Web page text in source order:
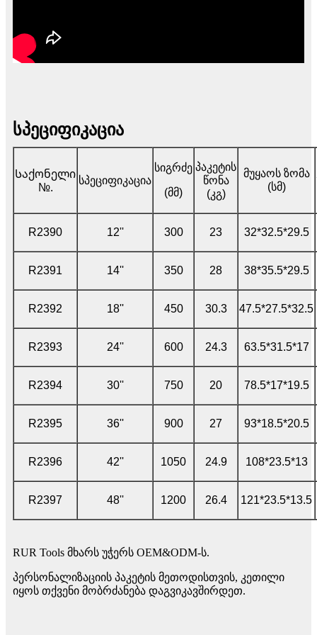
სპეციფიკაცია
Საქონელი
№.
სპეციფიკაცია
სიგრძე
(მმ)
პაკეტის
წონა
(კგ)
მუყაოს ზომა
(სმ)
R2390 12'' 300 23 32*32.5*29.5
R2391 14'' 350 28 38*35.5*29.5
R2392 18'' 450 30.3 47.5*27.5*32.5
R2393 24'' 600 24.3 63.5*31.5*17
R2394 30'' 750 20 78.5*17*19.5
R2395 36'' 900 27 93*18.5*20.5
R2396 42'' 1050 24.9 108*23.5*13
R2397 48'' 1200 26.4 121*23.5*13.5
RUR Tools მხარს უჭერს OEM&ODM-ს.
პერსონალიზაციის პაკეტის მეთოდისთვის, კეთილი
იყოს თქვენი მობრძანება დაგვიკავშირდეთ.